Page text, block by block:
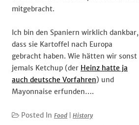
mitgebracht.
Ich bin den Spaniern wirklich dankbar,
dass sie Kartoffel nach Europa
gebracht haben. Wie hätten wir sonst
jemals Ketchup (der Heinz hatte ja
auch deutsche Vorfahren) und
Mayonnaise erfunden….
Posted In Food History